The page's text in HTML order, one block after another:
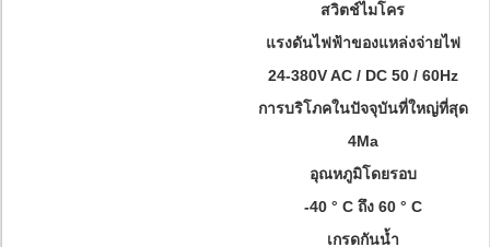
สวิตช์ไมโคร
แรงดันไฟฟ้าของแหล่งจ่ายไฟ
24-380V AC / DC 50 / 60Hz
การบริโภคในปัจจุบันที่ใหญ่ที่สุด
4Ma
อุณหภูมิโดยรอบ
-40 ° C ถึง 60 ° C
เกรดกันน้ำ